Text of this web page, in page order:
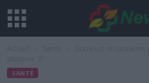
SANTÉ